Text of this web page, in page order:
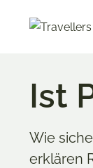
Ist
Wie
erklären